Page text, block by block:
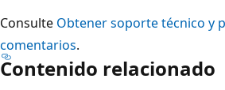
Consulte Obtener soporte técnico y
comentarios.
Contenido relacionado